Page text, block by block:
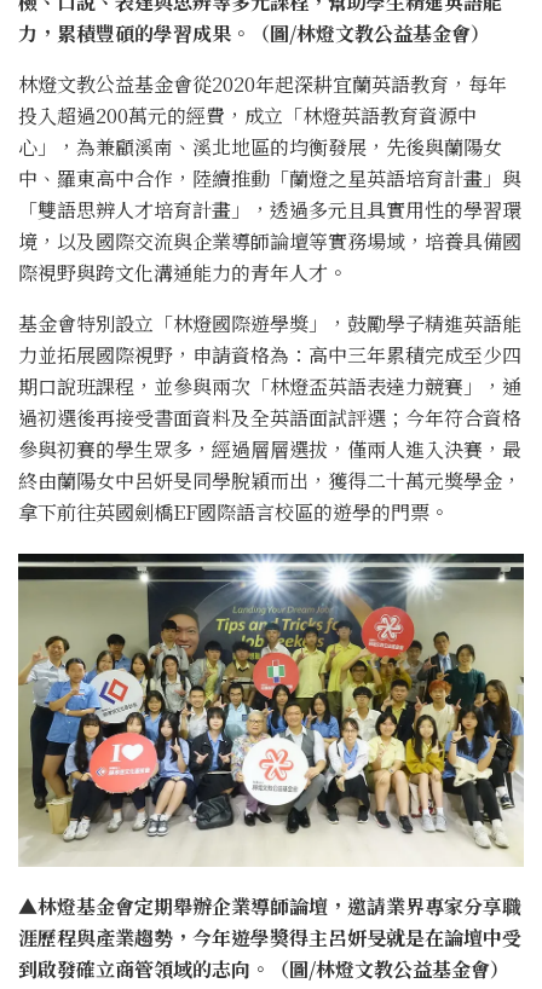
力，累積豐碩的學習成果。（圖/林燈文教公益基金會）
林燈文教公益基金會從2020年起深耕宜蘭英語教育，每年
投入超過200萬元的經費，成立「林燈英語教育資源中
心」，為兼顧溪南、溪北地區的均衡發展，先後與蘭陽女
中、羅東高中合作，陸續推動「蘭燈之星英語培育計畫」與
「雙語思辨人才培育計畫」，透過多元且具實用性的學習環
境，以及國際交流與企業導師論壇等實務場域，培養具備國
際視野與跨文化溝通能力的青年人才。
基金會特別設立「林燈國際遊學獎」，鼓勵學子精進英語能
力並拓展國際視野，申請資格為：高中三年累積完成至少四
期口說班課程，並參與兩次「林燈盃英語表達力競賽」，通
過初選後再接受書面資料及全英語面試評選；今年符合資格
參與初賽的學生眾多，經過層層選拔，僅兩人進入決賽，最
終由蘭陽女中呂妍旻同學脫穎而出，獲得二十萬元獎學金，
拿下前往英國劍橋EF國際語言校區的遊學的門票。
▲林燈基金會定期舉辦企業導師論壇，邀請業界專家分享職
涯歷程與產業趨勢，今年遊學獎得主呂妍旻就是在論壇中受
到啟發確立商管領域的志向。（圖/林燈文教公益基金會）